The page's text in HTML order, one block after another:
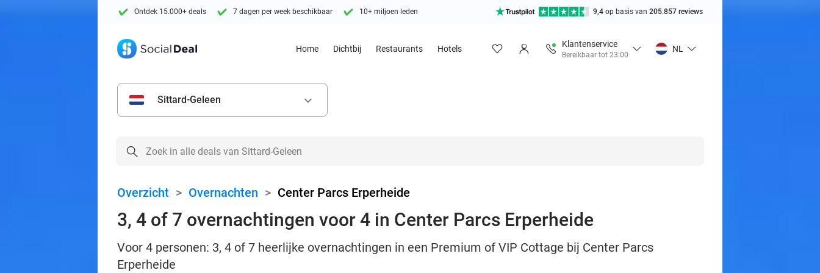
Ontdek 15.000+ deals 7 dagen per week beschikbaar 10+ miljoen leden 9,4 op basis van 205.857 reviews
Home Dichtbij Restaurants Hotels
Klantenservice
Bereikbaar tot 23:00
NL
Sittard-Geleen keyboard_arrow_down
Overzicht > Overnachten > Center Parcs Erperheide
3, 4 of 7 overnachtingen voor 4 in Center Parcs Erperheide
Voor 4 personen: 3, 4 of 7 heerlijke overnachtingen in een Premium of VIP Cottage bij Center Parcs
Erperheide